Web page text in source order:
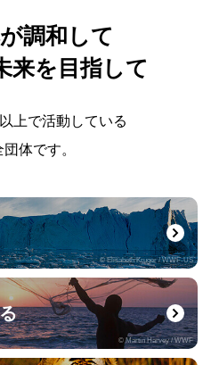
調和して
来を目指して
上で活動している
体です。
© Elisabeth Kruger / WWF-US
© Martin Harvey / WWF